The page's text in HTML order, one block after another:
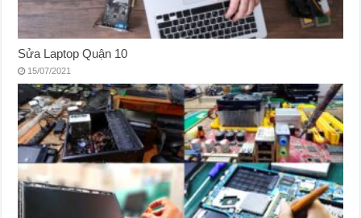
Sửa Laptop Quận 10
15/07/2021